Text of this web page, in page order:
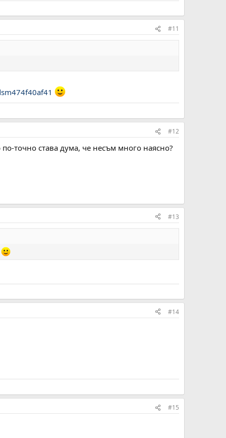
#11
#12
точно става дума, че несъм много наясно?
#13
#14
#15